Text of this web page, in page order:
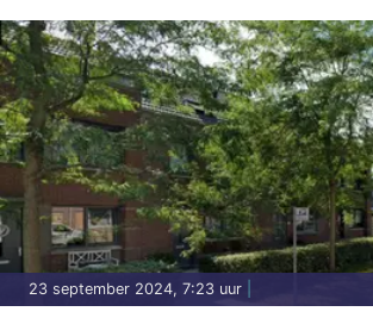
23 september 2024, 7:23 uur